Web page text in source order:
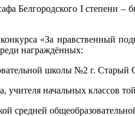
Белгородского I степени
«За нравственный
награждённых:
школы №2 г. Старый
учителя начальных классов
средней